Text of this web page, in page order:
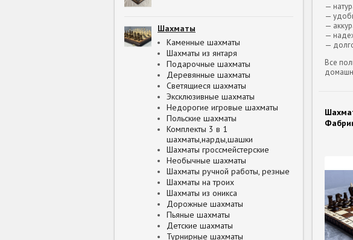
Шахматы
Каменные шахматы
Шахматы из янтаря
Подарочные шахматы
Деревянные шахматы
Светящиеся шахматы
Эксклюзивные шахматы
Недорогие игровые шахматы
Польские шахматы
Комплекты 3 в 1
шахматы,нарды,шашки
Шахматы гроссмейстерские
Необычные шахматы
Шахматы ручной работы, резные
Шахматы на троих
Шахматы из оникса
Дорожные шахматы
Пьяные шахматы
Детские шахматы
Турнирные шахматы
—
—
—
—
—
Все